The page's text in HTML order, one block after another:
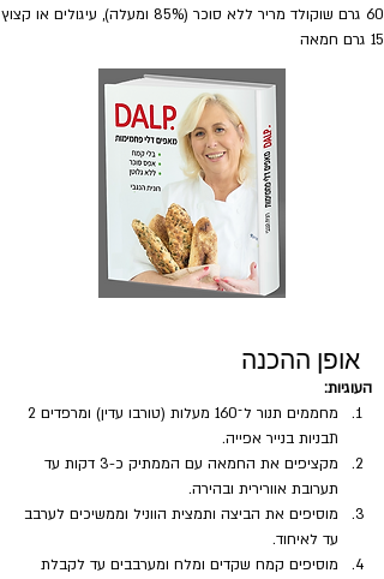
60 גרם שוקולד מריר ללא סוכר (85% ומעלה), עיגולים או קצוץ
15 גרם חמאה
אופן ההכנה
העוגיות:
תבניות בנייר אפייה.
מקציפים את החמאה עם הממתיק כ-3 דקות עד
תערובת אוורירית ובהירה.
מוסיפים את הביצה ותמצית הווניל וממשיכים לערבב
עד לאיחוד.
מוסיפים קמח שקדים ומלח ומערבבים עד לקבלת